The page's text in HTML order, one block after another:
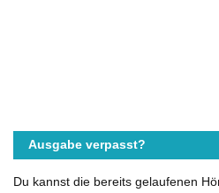
Ausgabe verpasst?
Du kannst die bereits gelaufenen